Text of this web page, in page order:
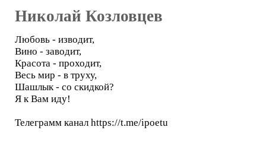
Николай Козловцев
Любовь - изводит,
Вино - заводит,
Красота - проходит,
Весь мир - в труху,
Шашлык - со скидкой?
Я к Вам иду!
Телеграмм канал https://t.me/ipoetu